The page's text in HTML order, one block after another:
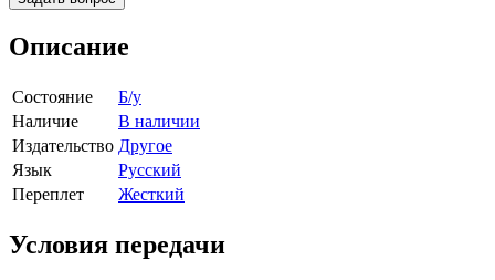
Описание
Состояние
Б/у
Наличие
В наличии
Издательство Другое
Язык
Русский
Переплет
Жесткий
Условия передачи